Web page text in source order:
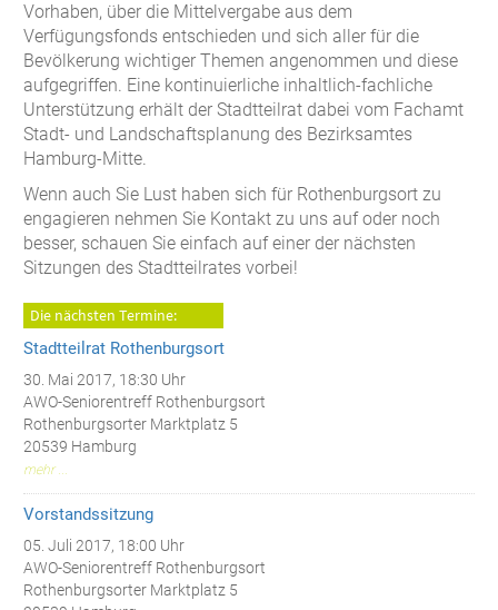
Vorhaben, über die Mittelvergabe aus dem
Verfügungsfonds entschieden und sich aller für die
Bevölkerung wichtiger Themen angenommen und diese
aufgegriffen. Eine kontinuierliche inhaltlich-fachliche
Unterstützung erhält der Stadtteilrat dabei vom Fachamt
Stadt- und Landschaftsplanung des Bezirksamtes
Hamburg-Mitte.
Wenn auch Sie Lust haben sich für Rothenburgsort zu
engagieren nehmen Sie Kontakt zu uns auf oder noch
besser, schauen Sie einfach auf einer der nächsten
Sitzungen des Stadtteilrates vorbei!
Die nächsten Termine:
Stadtteilrat Rothenburgsort
30. Mai 2017, 18:30 Uhr
AWO-Seniorentreff Rothenburgsort
Rothenburgsorter Marktplatz 5
20539 Hamburg
mehr ...
Vorstandssitzung
05. Juli 2017, 18:00 Uhr
AWO-Seniorentreff Rothenburgsort
Rothenburgsorter Marktplatz 5